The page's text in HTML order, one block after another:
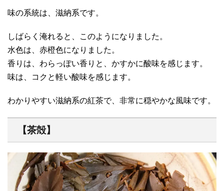
味の系統は、滋納系です。
しばらく淹れると、このようになりました。
水色は、赤橙色になりました。
香りは、わらっぽい香りと、かすかに酸味を感じます。
味は、コクと軽い酸味を感じます。
わかりやすい滋納系の紅茶で、非常に穏やかな風味です。
【茶殻】